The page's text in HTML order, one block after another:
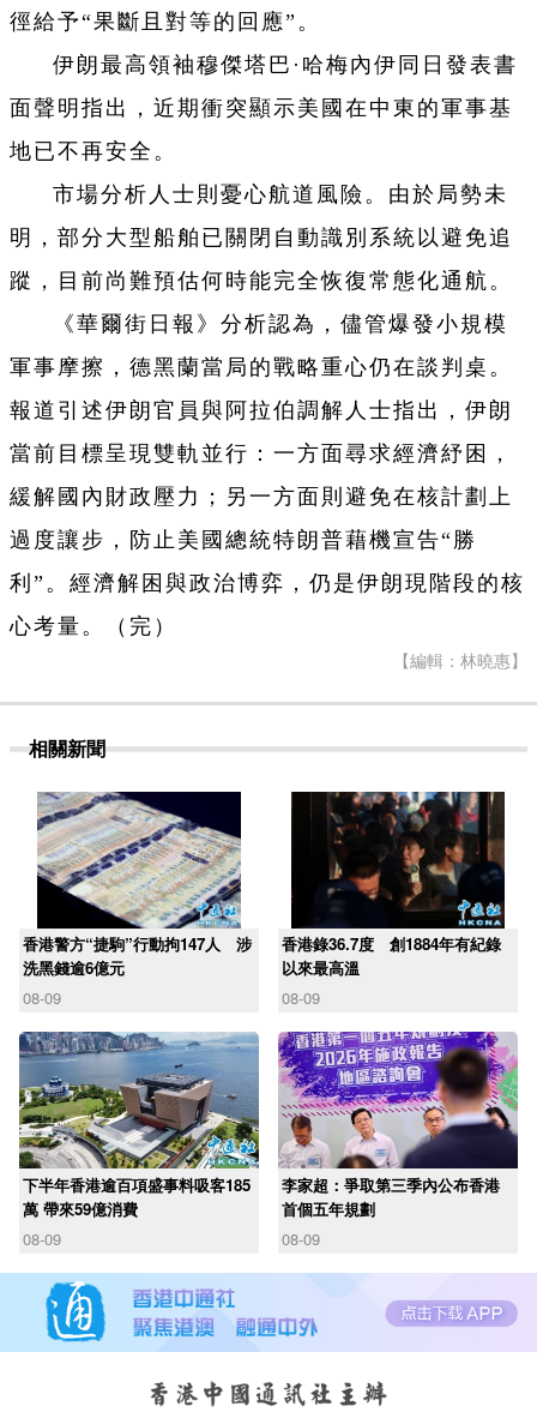
徑給予“果斷且對等的回應”。
伊朗最高領袖穆傑塔巴·哈梅內伊同日發表書
面聲明指出，近期衝突顯示美國在中東的軍事基
地已不再安全。
市場分析人士則憂心航道風險。由於局勢未
明，部分大型船舶已關閉自動識別系統以避免追
蹤，目前尚難預估何時能完全恢復常態化通航。
《華爾街日報》分析認為，儘管爆發小規模
軍事摩擦，德黑蘭當局的戰略重心仍在談判桌。
報道引述伊朗官員與阿拉伯調解人士指出，伊朗
當前目標呈現雙軌並行：一方面尋求經濟紓困，
緩解國內財政壓力；另一方面則避免在核計劃上
過度讓步，防止美國總統特朗普藉機宣告“勝
利”。經濟解困與政治博弈，仍是伊朗現階段的核
心考量。（完）
【編輯：林曉惠】
相關新聞
香港警方“捷駒”行動拘147人 涉
洗黑錢逾6億元
08-09
香港錄36.7度 創1884年有紀錄
以來最高溫
08-09
下半年香港逾百項盛事料吸客185
萬 帶來59億消費
08-09
李家超：爭取第三季內公布香港
首個五年規劃
08-09